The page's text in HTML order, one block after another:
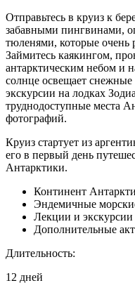
Отправьтесь в круиз к
забавными пингвинами,
тюленями, которые очень
Займитесь каякингом,
антарктическим небом и
солнце освещает
экскурсии на лодках
труднодоступные места
фотографий.
Круиз стартует из
его в первый день
Антарктики.
Континент
Эндемичные
Лекции и экскурсии
Дополнительные
Длительность:
12 дней